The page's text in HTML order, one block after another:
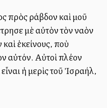
πρὸς ράβδον καὶ μοῦ
μὲ αὐτὸν τὸν ναὸν
ἐκείνους, ποὺ
αὐτόν. Αὐτοὶ πλέον
ἡ μερὶς τοῦ Ἰσραήλ,